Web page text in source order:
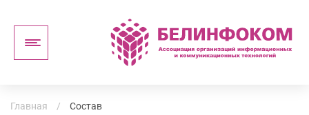
Главная / Состав